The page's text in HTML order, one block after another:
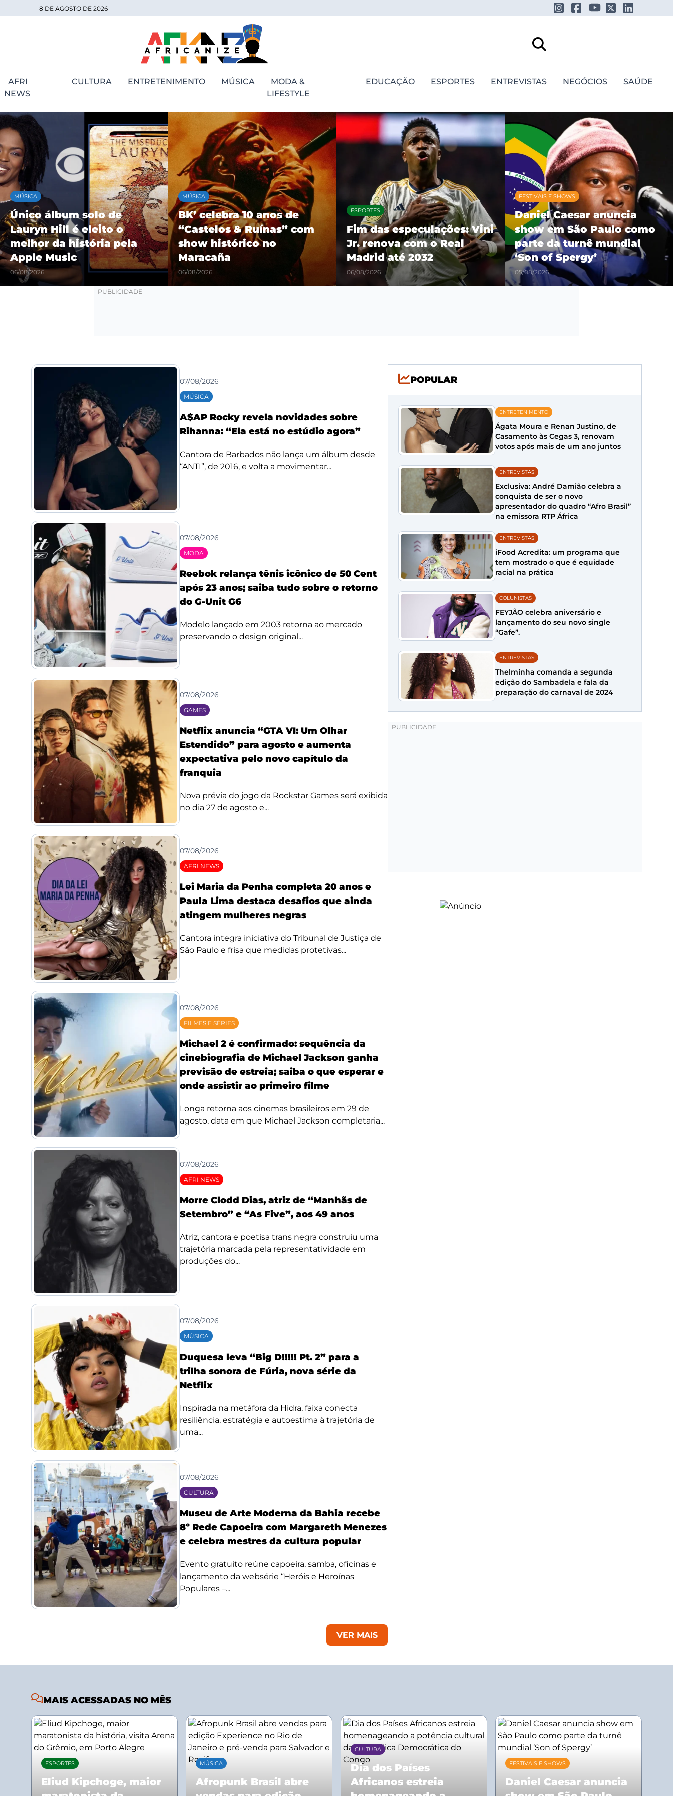
8 DE AGOSTO DE 2026
AFRI
NEWS
CULTURA ENTRETENIMENTO MÚSICA
MODA &
LIFESTYLE
EDUCAÇÃO ESPORTES ENTREVISTAS NEGÓCIOS SAÚDE
MÚSICA
Único álbum solo de
Lauryn Hill é eleito o
melhor da história pela
Apple Music
06/08/2026
MÚSICA
BK’ celebra 10 anos de
“Castelos & Ruínas” com
show histórico no
Maracaña
06/08/2026
ESPORTES
Fim das especulações: Vini
Jr. renova com o Real
Madrid até 2032
06/08/2026
FESTIVAIS E SHOWS
Daniel Caesar anuncia
show em São Paulo como
parte da turnê mundial
‘Son of Spergy’
05/08/2026
07/08/2026
MÚSICA
A$AP Rocky revela novidades sobre
Rihanna: “Ela está no estúdio agora”
Cantora de Barbados não lança um álbum desde
“ANTI”, de 2016, e volta a movimentar...
07/08/2026
MODA
Reebok relança tênis icônico de 50 Cent
após 23 anos; saiba tudo sobre o retorno
do G-Unit G6
Modelo lançado em 2003 retorna ao mercado
preservando o design original...
07/08/2026
GAMES
Netflix anuncia “GTA VI: Um Olhar
Estendido” para agosto e aumenta
expectativa pelo novo capítulo da
franquia
Nova prévia do jogo da Rockstar Games será exibida
no dia 27 de agosto e...
07/08/2026
AFRI NEWS
Lei Maria da Penha completa 20 anos e
Paula Lima destaca desafios que ainda
atingem mulheres negras
Cantora integra iniciativa do Tribunal de Justiça de
São Paulo e frisa que medidas protetivas...
07/08/2026
FILMES E SÉRIES
Michael 2 é confirmado: sequência da
cinebiografia de Michael Jackson ganha
previsão de estreia; saiba o que esperar e
onde assistir ao primeiro filme
Longa retorna aos cinemas brasileiros em 29 de
agosto, data em que Michael Jackson completaria...
07/08/2026
AFRI NEWS
Morre Clodd Dias, atriz de “Manhãs de
Setembro” e “As Five”, aos 49 anos
Atriz, cantora e poetisa trans negra construiu uma
trajetória marcada pela representatividade em
produções do...
07/08/2026
MÚSICA
Duquesa leva “Big D!!!!! Pt. 2” para a
trilha sonora de Fúria, nova série da
Netflix
Inspirada na metáfora da Hidra, faixa conecta
resiliência, estratégia e autoestima à trajetória de
uma...
07/08/2026
CULTURA
Museu de Arte Moderna da Bahia recebe
8º Rede Capoeira com Margareth Menezes
e celebra mestres da cultura popular
Evento gratuito reúne capoeira, samba, oficinas e
lançamento da websérie “Heróis e Heroínas
Populares –...
VER MAIS
POPULAR
ENTRETENIMENTO
Ágata Moura e Renan Justino, de
Casamento às Cegas 3, renovam
votos após mais de um ano juntos
ENTREVISTAS
Exclusiva: André Damião celebra a
conquista de ser o novo
apresentador do quadro “Afro Brasil”
na emissora RTP África
ENTREVISTAS
iFood Acredita: um programa que
tem mostrado o que é equidade
racial na prática
COLUNISTAS
FEYJÃO celebra aniversário e
lançamento do seu novo single
“Gafe”.
ENTREVISTAS
Thelminha comanda a segunda
edição do Sambadela e fala da
preparação do carnaval de 2024
MAIS ACESSADAS NO MÊS
ESPORTES
Eliud Kipchoge, maior
MÚSICA
Afropunk Brasil abre
CULTURA
Dia dos Países
Africanos estreia
FESTIVAIS E SHOWS
Daniel Caesar anuncia